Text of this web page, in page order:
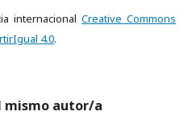
internacionalCreative Commons
4.0.
mismo autor/a